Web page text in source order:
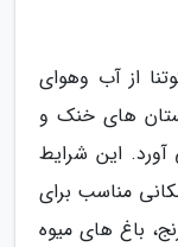
از آب وهوای
های خنک و
این شرایط
مناسب برای
باغ های میوه